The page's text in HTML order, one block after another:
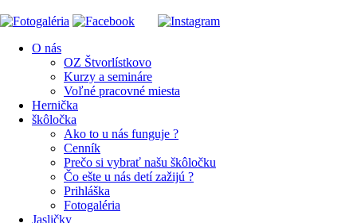
O nás
OZ Štvorlístkovo
Kurzy a semináre
Voľné pracovné miesta
Hernička
škôločka
Ako to u nás funguje ?
Cenník
Prečo si vybrať našu škôločku
Čo ešte u nás detí zažijú ?
Prihláška
Fotogaléria
Jasličky